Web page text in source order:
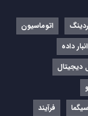
اتوماسیون
انبار داده
دیجیتال
فرآیند